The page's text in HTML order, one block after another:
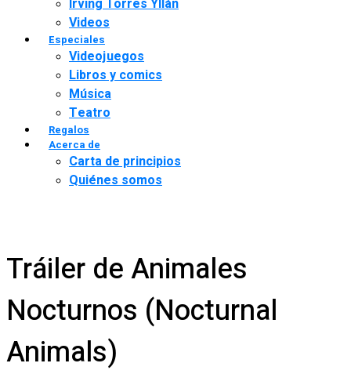
Irving Torres Yllán
Videos
Especiales
Videojuegos
Libros y comics
Música
Teatro
Regalos
Acerca de
Carta de principios
Quiénes somos
Tráiler de Animales
Nocturnos (Nocturnal
Animals)